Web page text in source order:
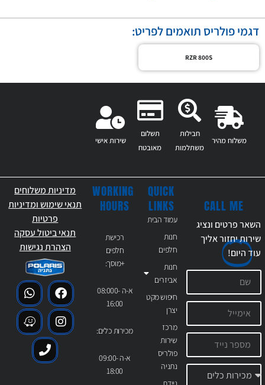
דגמי פולריס תואמים לפריט:
RZR 800S
משלוח מהיר
חבילות
משתלמות
תשלום
מאובטח
שירות אישי
QUICK
LINKS
עמוד הבית
חנות
חלפים
חנות
אביזרים
חיפוש מקט
יצרן
מרכז
שירות
פולריס
נתניה
WORKING
HOURS
רכישת
חלפים
+מוסך:
א-ה 08:000-
16:00
מכירות כלים:
א-ה 09:00-
18:00
CALL ME
השאר פרטים ונציג
שירות יחזור אליך
עודהיום!
מדיניות משלוחים
תנאי שימוש ומדיניות
פרטיות
תנאי ביטול עסקה
הצהרת נגישות